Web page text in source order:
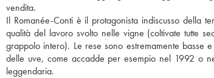
vendita.
Il Romanée-Conti è il protagonista indiscusso della
qualità del lavoro svolto nelle vigne (coltivate tutte
grappolo intero). Le rese sono estremamente
delle uve, come accadde per esempio nel 1992 o
leggendaria.